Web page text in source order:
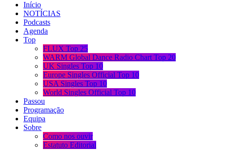
Início
NOTÍCIAS
Podcasts
Agenda
Top
FLUX Top 25
WARM Global Dance Radio Chart Top 20
UK Singles Top 10
Europe Singles Official Top 10
USA Singles Top 10
World Singles Official Top 10
Passou
Programação
Equipa
Sobre
Como nos ouvir
Estatuto Editorial